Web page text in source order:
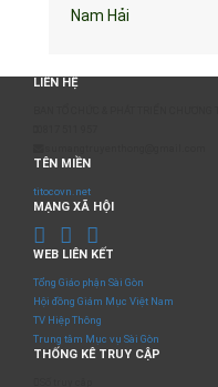
Nam Hải
LIÊN HỆ
TÊN MIỀN
titocovn.net
MẠNG XÃ HỘI
WEB LIÊN KẾT
Tổng Giáo phận Sài Gòn
Hội đồng Giám Mục Việt Nam
TV Hiệp Thông
Trung tâm Mục vụ Sài Gòn
THỐNG KÊ TRUY CẬP